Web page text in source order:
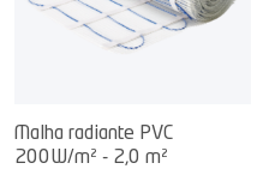
Malha radiante PVC
200W/m² - 2,0 m²